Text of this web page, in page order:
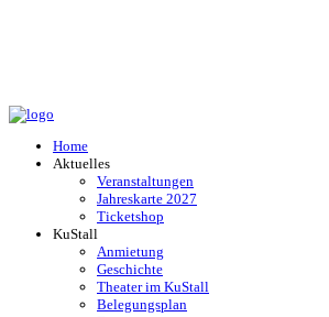
Home
Aktuelles
Veranstaltungen
Jahreskarte 2027
Ticketshop
KuStall
Anmietung
Geschichte
Theater im KuStall
Belegungsplan